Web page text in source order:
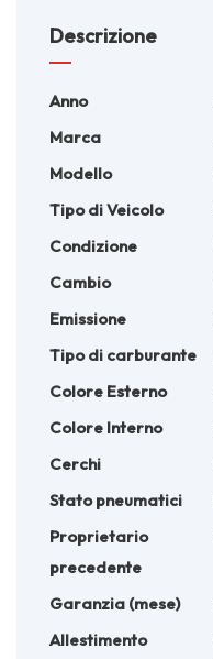
Descrizione
Anno
Marca
Modello
Tipo di Veicolo
Condizione
Cambio
Emissione
Tipo di carburante
Colore Esterno
Colore Interno
Cerchi
Stato pneumatici
Proprietario
precedente
Garanzia (mese)
Allestimento